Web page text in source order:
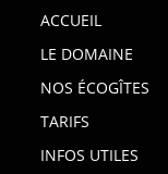
ACCUEIL
LE DOMAINE
NOS ÉCOGÎTES
TARIFS
INFOS UTILES